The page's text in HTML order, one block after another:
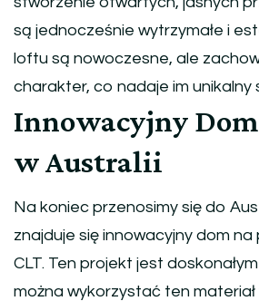
są jednocześnie wytrzymałe i
loftu są nowoczesne, ale
charakter, co nadaje im unikalny
Innowacyjny
w Australii
Na koniec przenosimy się do
znajduje się innowacyjny dom na
CLT. Ten projekt jest
można wykorzystać ten